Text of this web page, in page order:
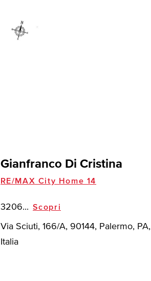
Gianfranco Di Cristina
RE/MAX City Home 14
3206... Scopri
Via Sciuti, 166/A, 90144, Palermo, PA,
Italia